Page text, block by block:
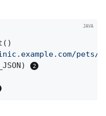
pets/